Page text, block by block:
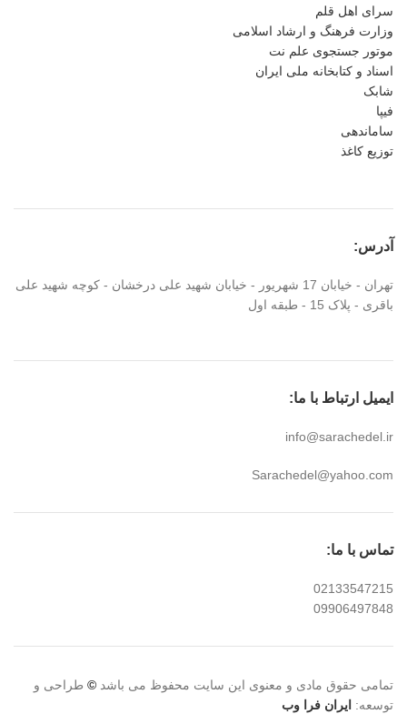
سرای اهل قلم
وزارت فرهنگ و ارشاد اسلامی
موتور جستجوی علم نت
اسناد و کتابخانه ملی ایران
شابک
فیپا
ساماندهی
توزیع کاغذ
آدرس:
تهران - خیابان 17 شهریور - خیابان شهید علی درخشان - کوچه شهید علی
باقری - پلاک 15 - طبقه اول
ایمیل ارتباط با ما:
info@sarachedel.ir
Sarachedel@yahoo.com
تماس با ما:
02133547215
09906497848
تمامی حقوق مادی و معنوی این سایت محفوظ می باشد © طراحی و
توسعه: ایران فرا وب